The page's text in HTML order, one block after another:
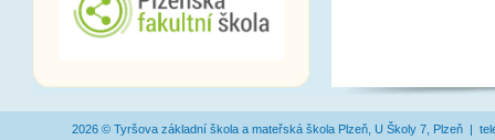
2026 © Tyršova základní škola a mateřská škola Plzeň, U Školy 7, Plzeň |